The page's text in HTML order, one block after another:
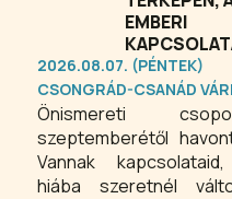
EMBERI
2026.08.07. (PÉNTEK)
CSONGRÁD-CSANÁD
Önismereti
szeptemberétől
Vannak
hiába szeretnél